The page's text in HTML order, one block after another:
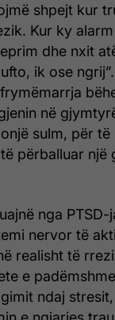
shpejt kur
Kur ky
dhe nxit
ik ose
në
sulm, për të
përballuar një
nga
nervor të
realisht të
e
ndaj